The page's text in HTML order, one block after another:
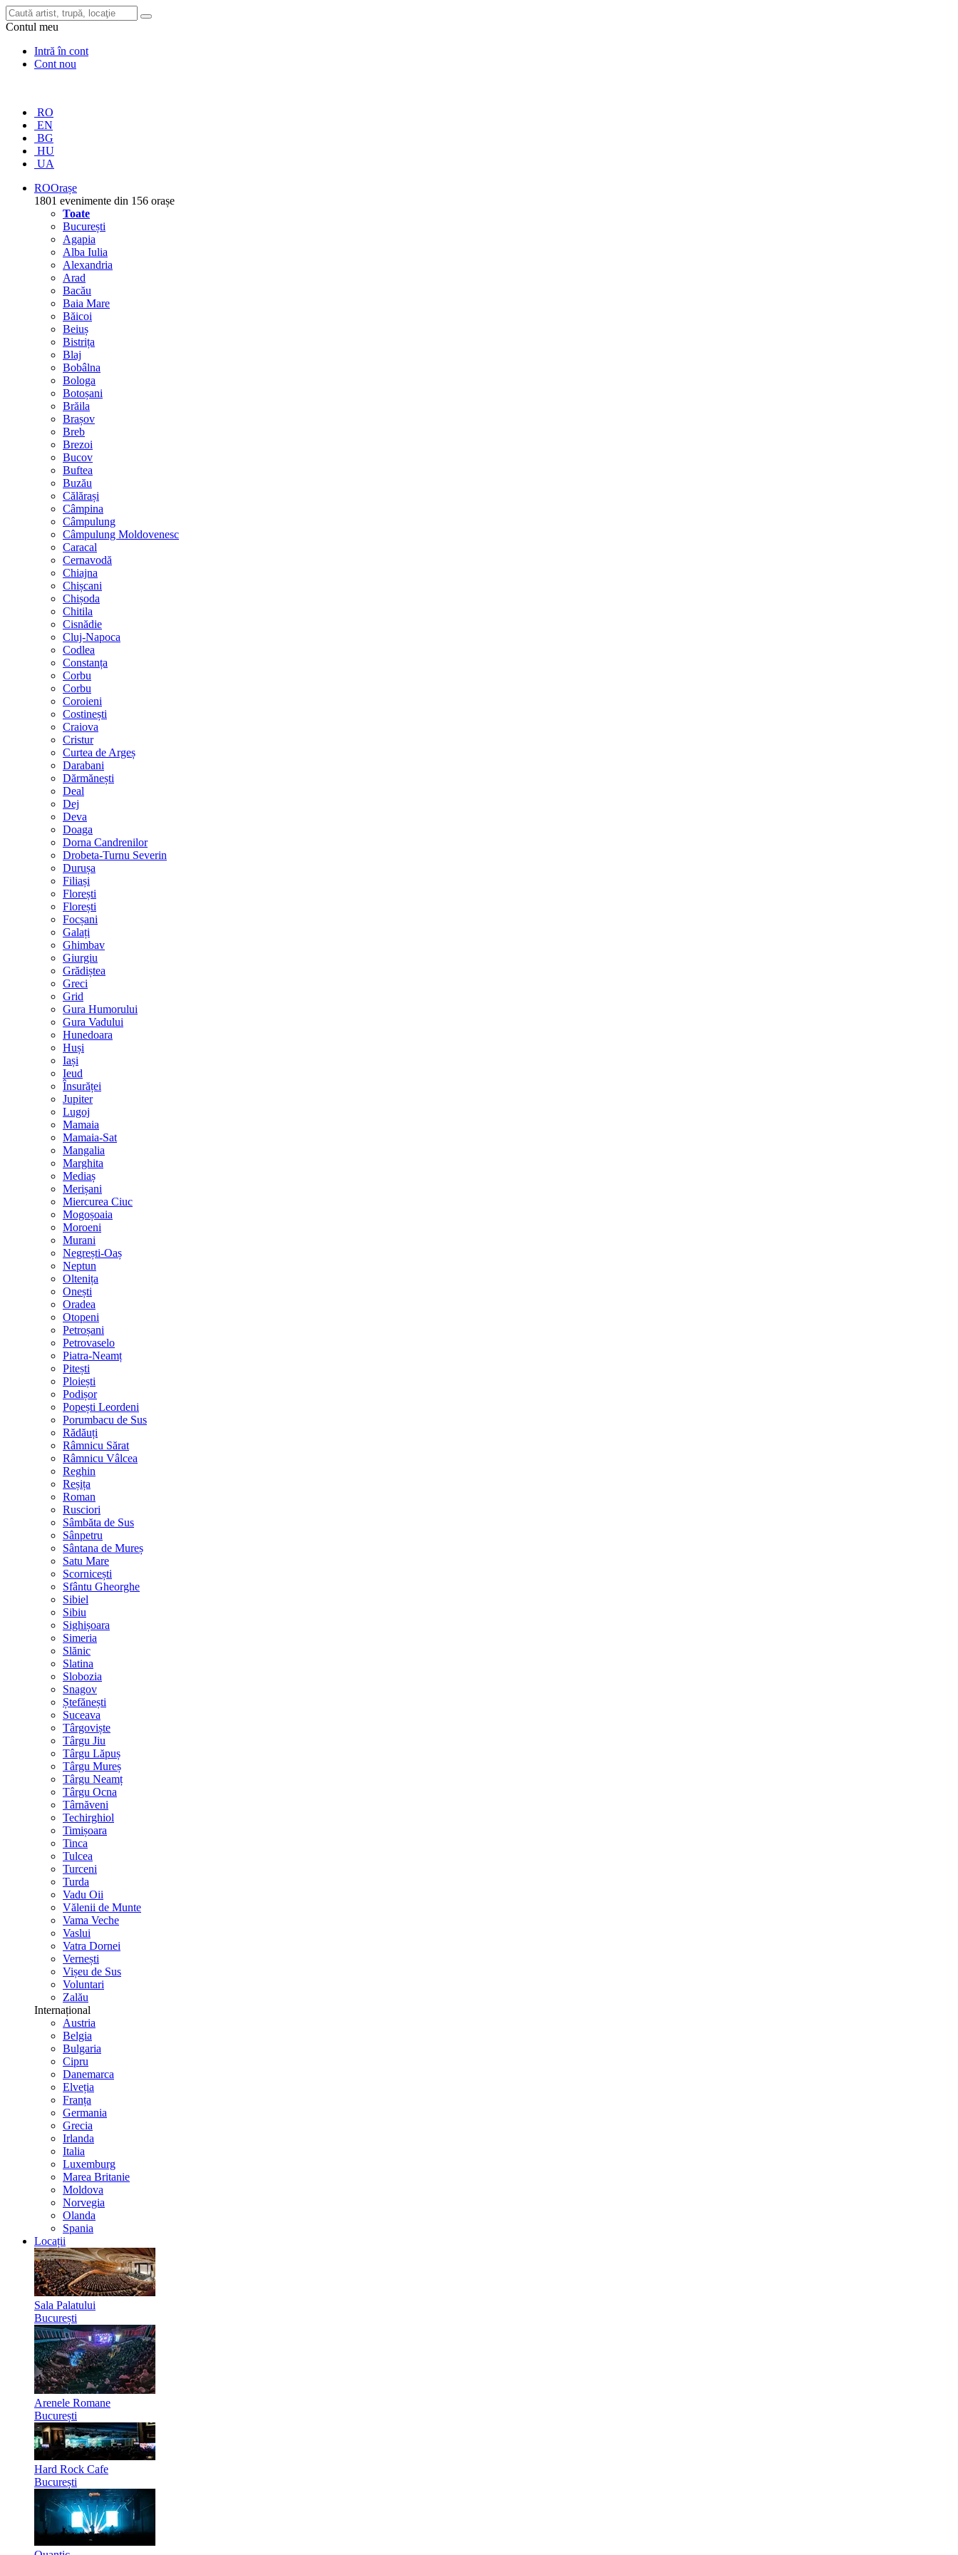
Contul meu
Intră în cont
Cont nou
RO
EN
BG
HU
UA
ROOrașe
1801 evenimente din 156 orașe
Toate
București
Agapia
Alba Iulia
Alexandria
Arad
Bacău
Baia Mare
Băicoi
Beiuș
Bistrița
Blaj
Bobâlna
Bologa
Botoșani
Brăila
Brașov
Breb
Brezoi
Bucov
Buftea
Buzău
Călărași
Câmpina
Câmpulung
Câmpulung Moldovenesc
Caracal
Cernavodă
Chiajna
Chișcani
Chișoda
Chitila
Cisnădie
Cluj-Napoca
Codlea
Constanța
Corbu
Corbu
Coroieni
Costinești
Craiova
Cristur
Curtea de Argeș
Darabani
Dărmănești
Deal
Dej
Deva
Doaga
Dorna Candrenilor
Drobeta-Turnu Severin
Durușa
Filiași
Florești
Florești
Focșani
Galați
Ghimbav
Giurgiu
Grădiștea
Greci
Grid
Gura Humorului
Gura Vadului
Hunedoara
Huși
Iași
Ieud
Însurăței
Jupiter
Lugoj
Mamaia
Mamaia-Sat
Mangalia
Marghita
Mediaș
Merișani
Miercurea Ciuc
Mogoșoaia
Moroeni
Murani
Negrești-Oaș
Neptun
Oltenița
Onești
Oradea
Otopeni
Petroșani
Petrovaselo
Piatra-Neamț
Pitești
Ploiești
Podișor
Popești Leordeni
Porumbacu de Sus
Rădăuți
Râmnicu Sărat
Râmnicu Vâlcea
Reghin
Reșița
Roman
Rusciori
Sâmbăta de Sus
Sânpetru
Sântana de Mureș
Satu Mare
Scornicești
Sfântu Gheorghe
Sibiel
Sibiu
Sighișoara
Simeria
Slănic
Slatina
Slobozia
Snagov
Ștefănești
Suceava
Târgoviște
Târgu Jiu
Târgu Lăpuș
Târgu Mureș
Târgu Neamț
Târgu Ocna
Târnăveni
Techirghiol
Timișoara
Tinca
Tulcea
Turceni
Turda
Vadu Oii
Vălenii de Munte
Vama Veche
Vaslui
Vatra Dornei
Vernești
Vișeu de Sus
Voluntari
Zalău
Internațional
Austria
Belgia
Bulgaria
Cipru
Danemarca
Elveția
Franța
Germania
Grecia
Irlanda
Italia
Luxemburg
Marea Britanie
Moldova
Norvegia
Olanda
Spania
Locații
Sala Palatului
București
Arenele Romane
București
Hard Rock Cafe
București